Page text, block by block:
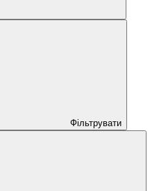
Фільтрувати